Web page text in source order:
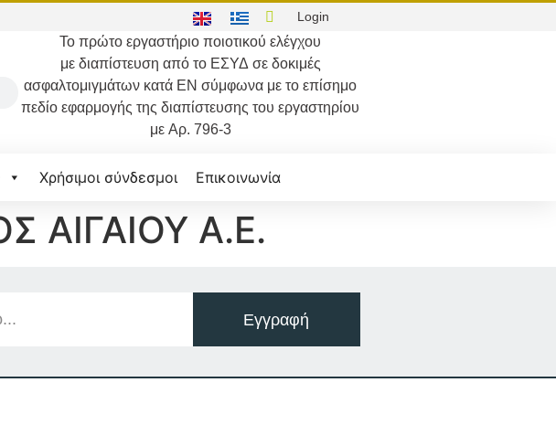
Login
Τοπρώτο εργαστήριο ποιοτικού ελέγχου
με διαπίστευση από το ΕΣΥΔ σε δοκιμές
ασφαλτομιγμάτων κατά ΕΝ σύμφωνα με το επίσημο
πεδίο εφαρμογής της διαπίστευσης του εργαστηρίου
με Αρ. 796-3
Χρήσιμοι σύνδεσμοι Επικοινωνία
ΑΙΓΑΙΟΥ Α.Ε.
Εγγραφή